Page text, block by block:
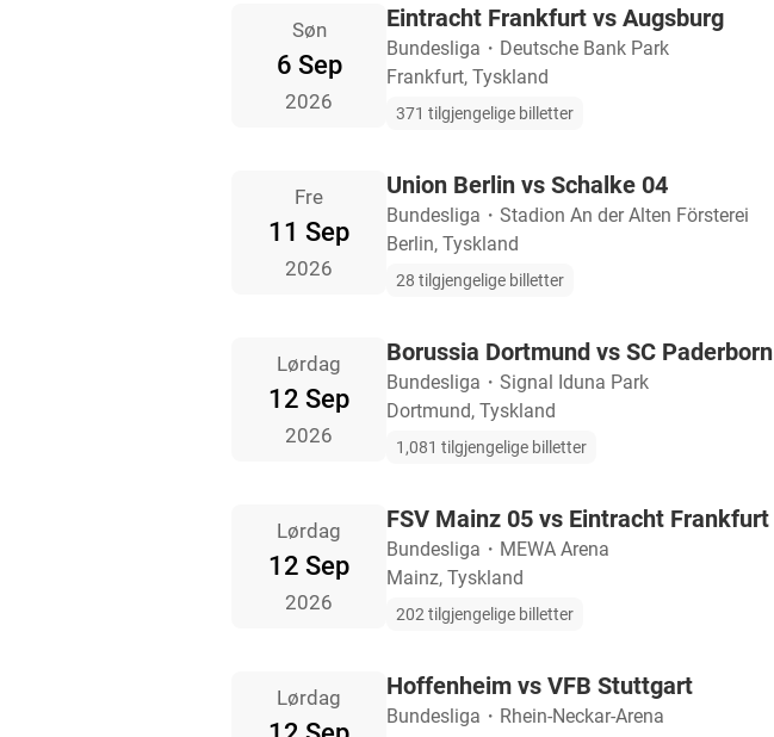
Søn
6 Sep
2026
Eintracht Frankfurt vs Augsburg
Bundesliga ・ Deutsche Bank Park
Frankfurt, Tyskland
371 tilgjengelige billetter
Fre
11 Sep
2026
Union Berlin vs Schalke 04
Bundesliga ・ Stadion An der Alten Försterei
Berlin, Tyskland
28 tilgjengelige billetter
Lørdag
12 Sep
2026
Borussia Dortmund vs SC Paderborn
Bundesliga ・ Signal Iduna Park
Dortmund, Tyskland
1,081 tilgjengelige billetter
Lørdag
12 Sep
2026
FSV Mainz 05 vs Eintracht Frankfurt
Bundesliga ・ MEWA Arena
Mainz, Tyskland
202 tilgjengelige billetter
Lørdag Hoffenheim vs VFB Stuttgart
Bundesliga ・ Rhein-Neckar-Arena